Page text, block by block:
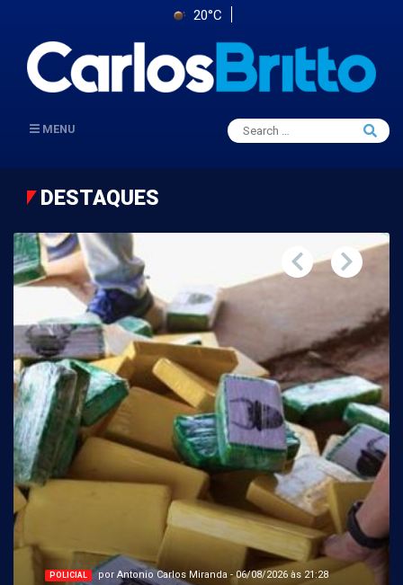
20°C
MENU
Search
for:
Search
DESTAQUES
POLICIAL por Antonio Carlos Miranda - 06/08/2026 às 21:28